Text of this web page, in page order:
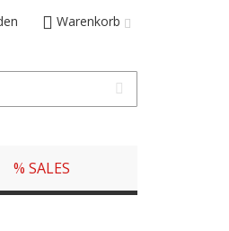
Warenkorb
% SALES